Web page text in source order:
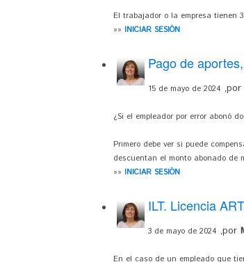
El trabajador o la empresa tienen
»» INICIAR SESIÓN
Pago de
15 de mayo de 2024 ,por
¿Si el empleador por error abonó
Primero debe ver si puede
descuentan el monto abonado de
»» INICIAR SESIÓN
ILT. Licencia ART
3 de mayo de 2024 ,por
En el caso de un empleado que